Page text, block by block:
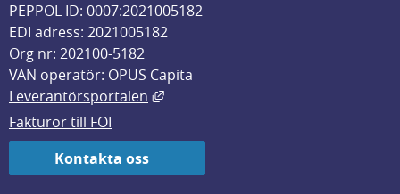
PEPPOL ID: 0007:2021005182
EDI adress: 2021005182
Org nr: 202100-5182
VAN operatör: OPUS Capita
Leverantörsportalen
Länk till annan webbplats, öppnas
Fakturor till FOI
Kontakta oss